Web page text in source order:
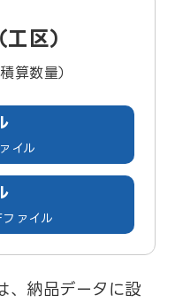
区）
算数量）
イル
ァイル
、納品データに設